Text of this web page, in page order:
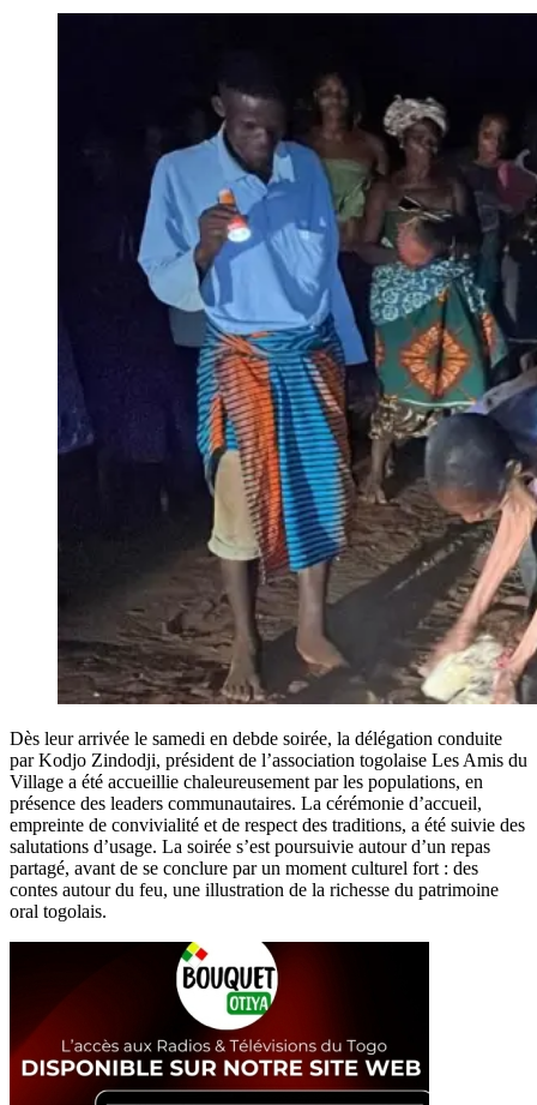
Dès leur arrivée le samedi en debde soirée, la délégation conduite
par Kodjo Zindodji, président de l’association togolaise Les Amis du
Village a été accueillie chaleureusement par les populations, en
présence des leaders communautaires. La cérémonie d’accueil,
empreinte de convivialité et de respect des traditions, a été suivie des
salutations d’usage. La soirée s’est poursuivie autour d’un repas
partagé, avant de se conclure par un moment culturel fort : des
contes autour du feu, une illustration de la richesse du patrimoine
oral togolais.